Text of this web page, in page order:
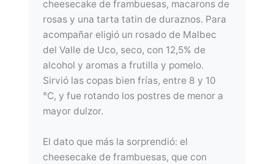
cheesecake de frambuesas, macarons de
rosas y una tarta tatin de duraznos. Para
acompañar eligió un rosado de Malbec
del Valle de Uco, seco, con 12,5% de
alcohol y aromas a frutilla y pomelo.
Sirvió las copas bien frías, entre 8 y 10
°C, y fue rotando los postres de menor a
mayor dulzor.
El dato que más la sorprendió: el
cheesecake de frambuesas, que con